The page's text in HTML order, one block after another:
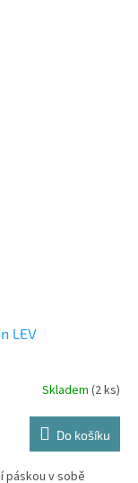
LEV
Skladem (2 ks)
Do košíku
páskou v sobě